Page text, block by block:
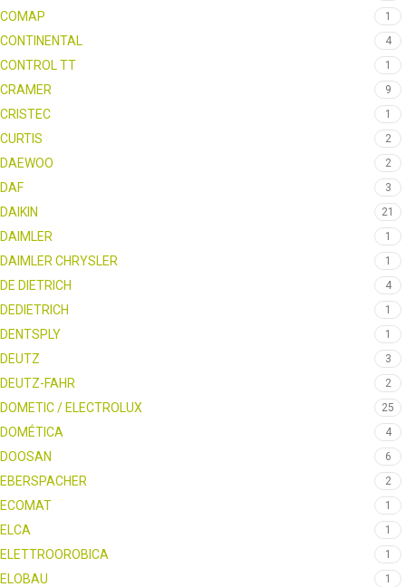
COMAP 1
CONTINENTAL 4
CONTROL TT 1
CRAMER 9
CRISTEC 1
CURTIS 2
DAEWOO 2
DAF 3
DAIKIN 21
DAIMLER 1
DAIMLER CHRYSLER 1
DE DIETRICH 4
DEDIETRICH 1
DENTSPLY 1
DEUTZ 3
DEUTZ-FAHR 2
DOMETIC / ELECTROLUX 25
DOMÉTICA 4
DOOSAN 6
EBERSPACHER 2
ECOMAT 1
ELCA 1
ELETTROOROBICA 1
ELOBAU 1